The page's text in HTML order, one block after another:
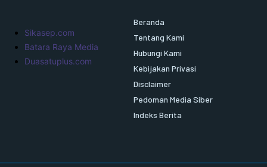
Sikasep.com
Batara Raya Media
Duasatuplus.com
Beranda
Tentang Kami
Hubungi Kami
Kebijakan Privasi
Disclaimer
Pedoman Media Siber
Indeks Berita